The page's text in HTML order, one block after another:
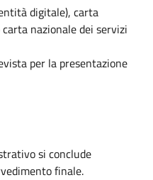
digitale), carta
nazionale dei servizi
per la presentazione
si conclude
finale.